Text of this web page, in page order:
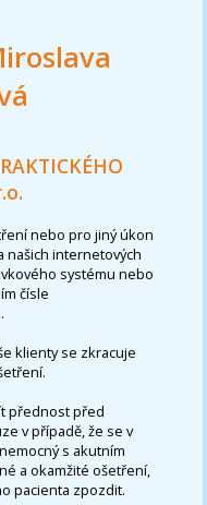
nebo pro jiný úkon
našich internetových
systému nebo
čísle
.
klienty se zkracuje
přednost před
v případě, že se v
s akutním
a okamžité ošetření,
pacienta zpozdit.